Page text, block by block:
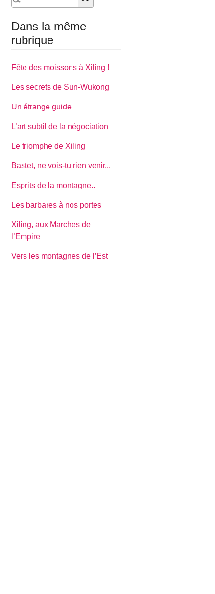
Dans la même
rubrique
Fête des moissons à Xiling !
Les secrets de Sun-Wukong
Un étrange guide
L’art subtil de la négociation
Le triomphe de Xiling
Bastet, ne vois-tu rien venir...
Esprits de la montagne...
Les barbares à nos portes
Xiling, aux Marches de
l’Empire
Vers les montagnes de l’Est